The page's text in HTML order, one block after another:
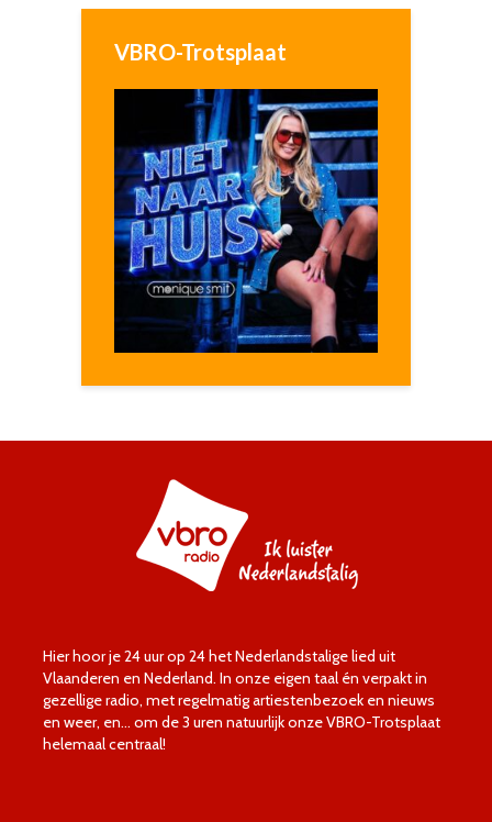
VBRO-Trotsplaat
Hier hoor je 24 uur op 24 het Nederlandstalige lied uit
Vlaanderen en Nederland. In onze eigen taal én verpakt in
gezellige radio, met regelmatig artiestenbezoek en nieuws
en weer, en… om de 3 uren natuurlijk onze VBRO-Trotsplaat
helemaal centraal!